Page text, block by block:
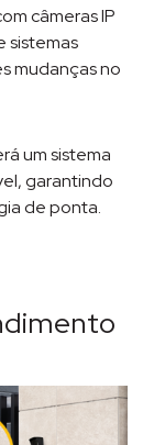
câmeras IP
sistemas
mudanças no
um sistema
garantindo
de ponta.